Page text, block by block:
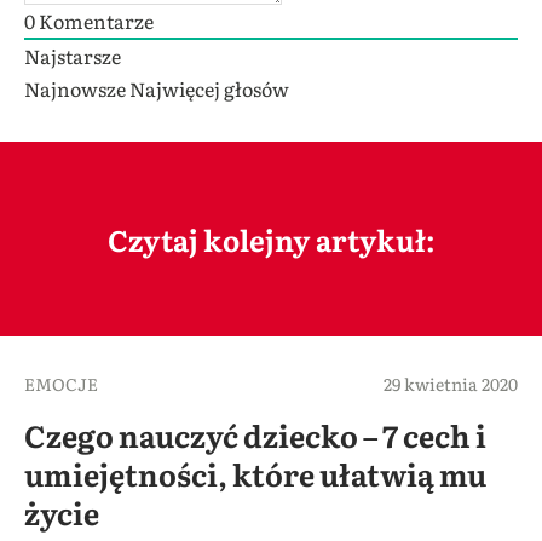
0Komentarze
Najstarsze
NajnowszeNajwięcej głosów
Czytaj kolejny artykuł:
EMOCJE 29 kwietnia 2020
Czego nauczyć dziecko – 7 cech i
umiejętności, które ułatwią mu
życie